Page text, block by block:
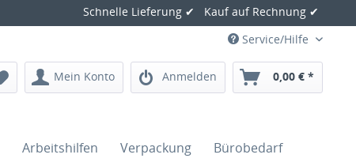
Schnelle Lieferung ✔ Kauf auf Rechnung ✔
Service/Hilfe
Mein Konto Anmelden 0,00 € *
Arbeitshilfen Verpackung Bürobedarf